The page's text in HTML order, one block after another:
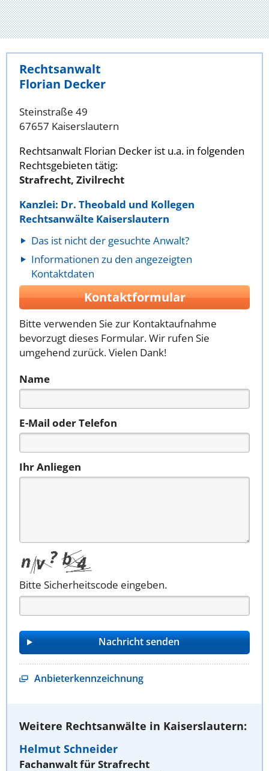
Rechtsanwalt
Florian Decker
Steinstraße 49
67657 Kaiserslautern
Rechtsanwalt Florian Decker ist u.a. in folgenden
Rechtsgebieten tätig:
Strafrecht, Zivilrecht
Kanzlei: Dr. Theobald und Kollegen
Rechtsanwälte Kaiserslautern
Das ist nicht der gesuchte Anwalt?
Informationen zu den angezeigten
Kontaktdaten
Kontaktformular
Bitte verwenden Sie zur Kontaktaufnahme
bevorzugt dieses Formular. Wir rufen Sie
umgehend zurück. Vielen Dank!
Name
E-Mail oder Telefon
Ihr Anliegen
Bitte Sicherheitscode eingeben.
Anbieterkennzeichnung
Weitere Rechtsanwälte in Kaiserslautern:
Helmut Schneider
Fachanwalt für Strafrecht